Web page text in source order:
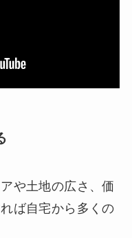
や土地の広さ、価
ば自宅から多くの